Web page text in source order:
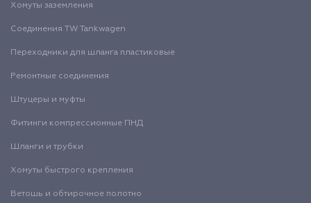
Хомуты заземления
Соединения TW Tankwagen
Переходники для шланга пластиковые
Ремонтные соединения
Штуцеры и муфты
Фитинги компрессионные ПНД
Шланги и трубки
Хомуты быстрого крепления
Ветошь и обтирочное полотно